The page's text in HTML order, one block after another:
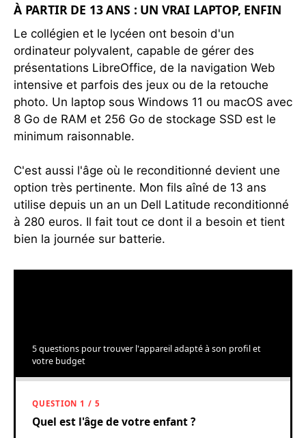
À PARTIR DE 13 ANS : UN VRAI LAPTOP, ENFIN
Le collégien et le lycéen ont besoin d'un
ordinateur polyvalent, capable de gérer des
présentations LibreOffice, de la navigation Web
intensive et parfois des jeux ou de la retouche
photo. Un laptop sous Windows 11 ou macOS avec
8 Go de RAM et 256 Go de stockage SSD est le
minimum raisonnable.
C'est aussi l'âge où le reconditionné devient une
option très pertinente. Mon fils aîné de 13 ans
utilise depuis un an un Dell Latitude reconditionné
à 280 euros. Il fait tout ce dont il a besoin et tient
bien la journée sur batterie.
5 questions pour trouver l'appareil adapté à son profil et
votre budget
QUESTION 1 / 5
Quel est l'âge de votre enfant ?